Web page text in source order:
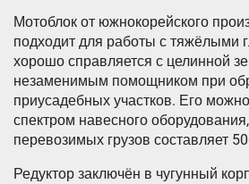
Мотоблок от южнокорейского
подходит для работы с тяжёлыми
хорошо справляется с целинной
незаменимым помощником при
приусадебных участков. Его
спектром навесного
перевозимых грузов составляет
Редуктор заключён в чугунный